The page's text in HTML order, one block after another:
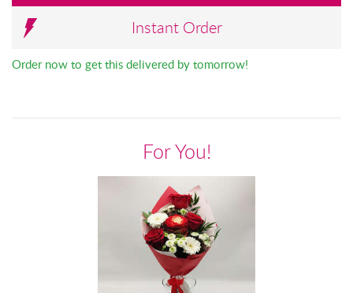
Instant Order
Order now to get this delivered by tomorrow!
For You!